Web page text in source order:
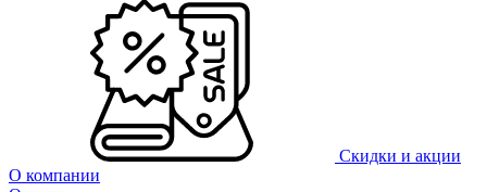
Скидки и акции
О компании